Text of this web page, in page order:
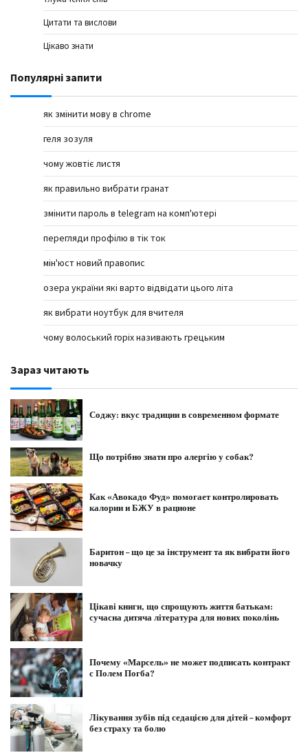
Цитати та вислови
Цікаво знати
Популярні запити
як змінити мову в chrome
геля зозуля
чому жовтіє листя
як правильно вибрати гранат
змінити пароль в telegram на комп'ютері
перегляди профілю в тік ток
мін'юст новий правопис
озера україни які варто відвідати цього літа
як вибрати ноутбук для вчителя
чому волоський горіх називають грецьким
Зараз читають
Соджу: вкус традиции в современном формате
Що потрібно знати про алергію у собак?
Как «Авокадо Фуд» помогает контролировать
калории и БЖУ в рационе
Баритон – що це за інструмент та як вибрати його
новачку
Цікаві книги, що спрощують життя батькам:
сучасна дитяча література для нових поколінь
Почему «Марсель» не может подписать контракт
с Полем Погба?
Лікування зубів під седацією для дітей – комфорт
без страху та болю